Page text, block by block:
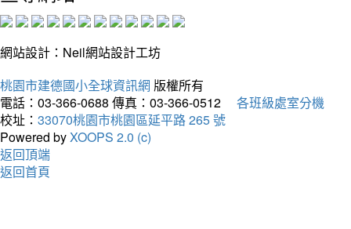
網站設計：Neil網站設計工坊
桃園市建德國小全球資訊網 版權所有
電話：03-366-0688 傳真：03-366-0512
各班級處室分機
校址： 33070桃園市桃園區延平路 265 號
Powered byXOOPS 2.0 (c)
返回頂端
返回首頁